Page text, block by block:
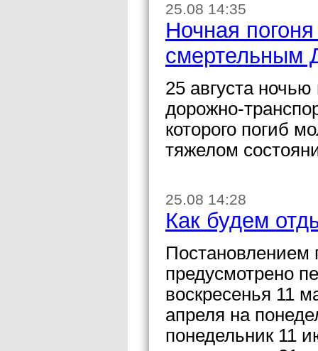
25.08 14:35
Ночная
смертельным
25 августа
дорожно-
которого погиб
тяжелом
25.08 14:28
Как будем
Постановлением
предусмотрено
воскресенья 11
апреля на
понедельник 11